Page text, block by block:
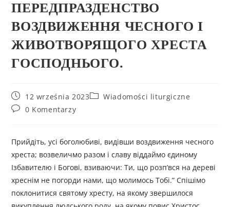
ПЕРЕДПРАЗДЕНСТВО
ВОЗДВИЖЕННЯ ЧЕСНОГО І
ЖИВОТВОРЯЩОГО ХРЕСТА
ГОСПОДНЬОГО.
12 września 2023
Wiadomości liturgiczne
0 Komentarzy
Прийдіть, усі боголюбиві, видівши воздвиження чесного
хреста; возвеличмо разом і славу віддаймо єдиному
Ізбавителю і Богові, взиваючи: Ти, що розп’вся на дереві
хреснім не погорди нами, що молимось Тобі.” Спішімо
поклонитися святому хресту, на якому звершилося